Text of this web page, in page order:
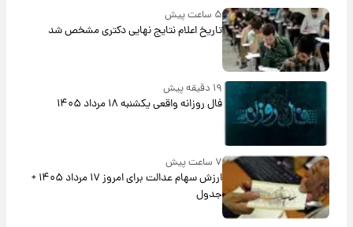
۵ ساعت پیش
تاریخ اعلام نتایج نهایی دکتری مشخص شد
۱۹ دقیقه پیش
فال روزانه واقعی یکشنبه ۱۸ مرداد ۱۴۰۵
۷ ساعت پیش
ارزش سهام عدالت برای امروز ۱۷ مرداد ۱۴۰۵ +
جدول